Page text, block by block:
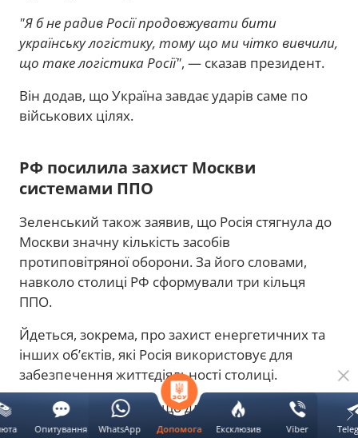
"Я б не радив Росії продовжувати бити
українську логістику, тому що ми чітко вивчили,
що таке логістика Росії", — сказав президент.
Він додав, що Україна завдає ударів саме по
військових цілях.
РФ посилила захист Москви
системами ППО
Зеленський також заявив, що Росія стягнула до
Москви значну кількість засобів
протиповітряної оборони. За його словами,
навколо столиці РФ сформували три кільця
ППО.
Йдеться, зокрема, про захист енергетичних та
інших об’єктів, які Росія використовує для
забезпечення життєдіяльності столиці.
Президент зазначив, що для посилення
оборони Москви російські військові
Допомога Ексклюзив Viber
Опитування WhatsApp